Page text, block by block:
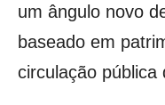
um ângulo novo
baseado em
circulação pública